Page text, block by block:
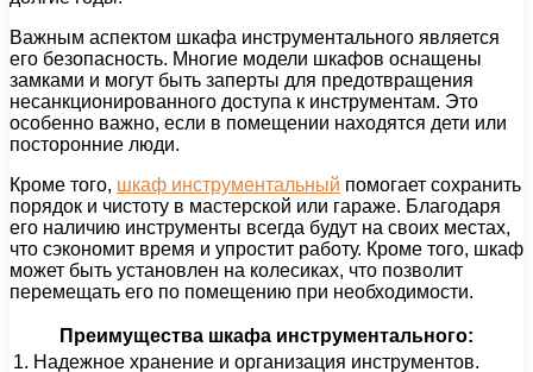
Важным аспектом шкафа инструментального является
его безопасность. Многие модели шкафов оснащены
замками и могут быть заперты для предотвращения
несанкционированного доступа к инструментам. Это
особенно важно, если в помещении находятся дети или
посторонние люди.
Кроме того, шкаф инструментальный помогает сохранить
порядок и чистоту в мастерской или гараже. Благодаря
его наличию инструменты всегда будут на своих местах,
что сэкономит время и упростит работу. Кроме того, шкаф
может быть установлен на колесиках, что позволит
перемещать его по помещению при необходимости.
Преимущества шкафа инструментального:
1. Надежное хранение и организация инструментов.